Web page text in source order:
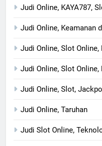
Judi Online, KAYA787,
Judi Online, Keamanan
Judi Online, Slot Online,
Judi Online, Slot Online,
Judi Online, Slot,
Judi Online, Taruhan
Judi Slot Online,